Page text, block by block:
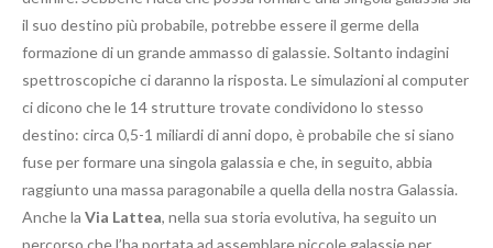
il suo destino più probabile, potrebbe essere il germe della
formazione di un grande ammasso di galassie. Soltanto indagini
spettroscopiche ci daranno la risposta. Le simulazioni al computer
ci dicono che le 14 strutture trovate condividono lo stesso
destino: circa 0,5-1 miliardi di anni dopo, è probabile che si siano
fuse per formare una singola galassia e che, in seguito, abbia
raggiunto una massa paragonabile a quella della nostra Galassia.
Anche la Via Lattea, nella sua storia evolutiva, ha seguito un
percorso che l’ha portata ad assemblare piccole galassie per